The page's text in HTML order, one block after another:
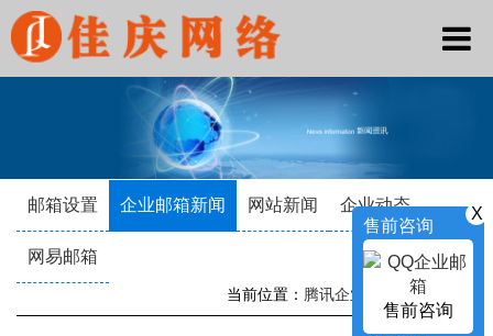
邮箱设置 企业邮箱新闻 网站新闻 企业动态
网易邮箱
当前位置： 腾讯企业邮箱 ->新闻资讯
X
售前咨询
售前咨询